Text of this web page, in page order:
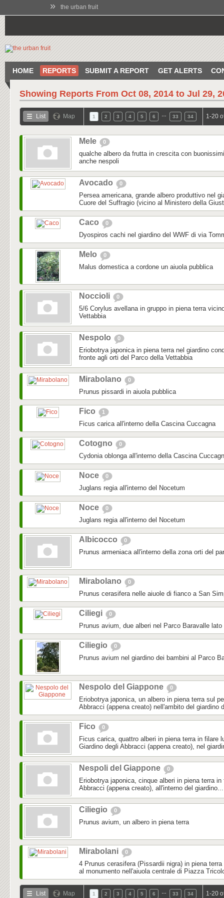
» the urban fruit
HOME REPORTS SUBMIT A REPORT GET ALERTS
Showing Reports From Oct 08, 2014 to Jul 29,
List Map 1 2 3 4 5 6 33 34 1-20
Mele 0
qualche albero da frutta in crescita con
anche nespoli
Avocado 0
Persea americana, grande albero produttivo nel
Cuore del Suffragio (vicino al Ministero della
Caco 0
Dyospiros cachi nel giardino del WWF di via
Melo 0
Malus domestica a cordone un aiuola pubblica
Noccioli 0
5/6 Corylus avellana in gruppo in piena terra
Vettabbia
Nespolo 0
Eriobotrya japonica in piena terra nel giardino
fronte agli orti del Parco della Vettabbia
Mirabolano 0
Prunus pissardi in aiuola pubblica
Fico 1
Ficus carica all'interno della Cascina Cuccagna
Cotogno 0
Cydonia oblonga all'interno della Cascina
Noce 0
Juglans regia all'interno del Nocetum
Noce 0
Juglans regia all'interno del Nocetum
Albicocco 0
Prunus armeniaca all'interno della zona orti del
Mirabolano 0
Prunus cerasifera nelle aiuole di fianco a San
Ciliegi 0
Prunus avium, due alberi nel Parco Baravalle
Ciliegio 0
Prunus avium nel giardino dei bambini al Parco
Nespolo del Giappone 0
Eriobotrya japonica, un albero in piena terra sul
Abbracci (appena creato) nell'ambito del giardino
Fico 0
Ficus carica, quattro alberi in piena terra in filare
Giardino degli Abbracci (appena creato), nel
Nespoli del Giappone 0
Eriobotrya japonica, cinque alberi in piena terra
Abbracci (appena creato), all'interno del giardino...
Ciliegio 0
Prunus avium, un albero in piena terra
Mirabolani 0
4 Prunus cerasifera (Pissardii nigra) in piena
al monumento nell'aiuola centrale di Piazza
List Map 1 2 3 4 5 6 33 34 1-20